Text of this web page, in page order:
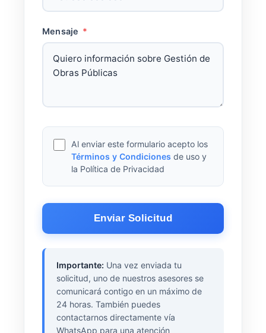
Mensaje *
Al enviar este formulario acepto los
Términos y Condiciones de uso y
la Política de Privacidad
Enviar Solicitud
Importante: Una vez enviada tu
solicitud, uno de nuestros asesores se
comunicará contigo en un máximo de
24 horas. También puedes
contactarnos directamente vía
WhatsApp para una atención